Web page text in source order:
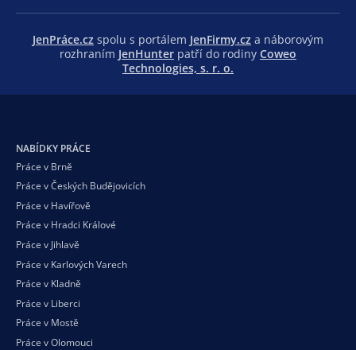
JenPráce.cz spolu s portálem JenFirmy.cz a náborovým
rozhraním JenHunter patří do rodiny Coweo
Technologies, s. r. o.
NABÍDKY PRÁCE
Práce v Brně
Práce v Českých Budějovicích
Práce v Havířově
Práce v Hradci Králové
Práce v Jihlavě
Práce v Karlových Varech
Práce v Kladně
Práce v Liberci
Práce v Mostě
Práce v Olomouci